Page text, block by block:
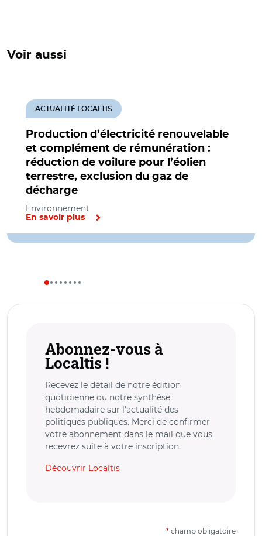
Voir aussi
Production d’électricité renouvelable
et complément de rémunération :
réduction de voilure pour l’éolien
terrestre, exclusion du gaz de
décharge
ACTUALITÉ LOCALTIS
Environnement
En savoir plus
Abonnez-vous à
Localtis !
Recevez le détail de notre édition
quotidienne ou notre synthèse
hebdomadaire sur l’actualité des
politiques publiques. Merci de confirmer
votre abonnement dans le mail que vous
recevrez suite à votre inscription.
Découvrir Localtis
* champ obligatoire